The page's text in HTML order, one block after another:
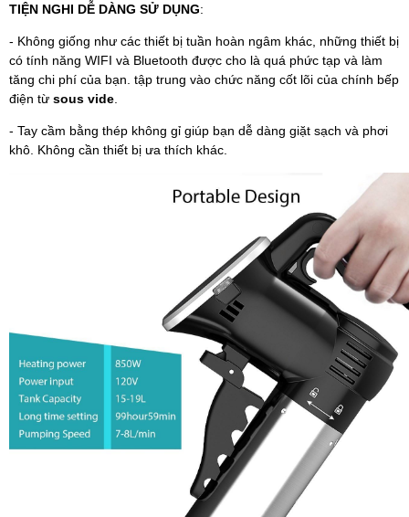
TIỆN NGHI DỄ DÀNG SỬ DỤNG:
- Không giống như các thiết bị tuần hoàn ngâm khác, những thiết bị
có tính năng WIFI và Bluetooth được cho là quá phức tạp và làm
tăng chi phí của bạn. tập trung vào chức năng cốt lõi của chính bếp
điện từ sous vide
- Tay cầm bằng thép không gỉ giúp bạn dễ dàng giặt sạch và phơi
khô. Không cần thiết bị ưa thích khác.